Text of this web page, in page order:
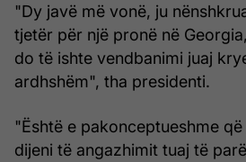
"Dy javë më vonë, ju
tjetër për një pronë në
do të ishte vendbanimi juaj
ardhshëm", tha presidenti.
"Është e pakonceptueshme
dijeni të angazhimit tuaj të